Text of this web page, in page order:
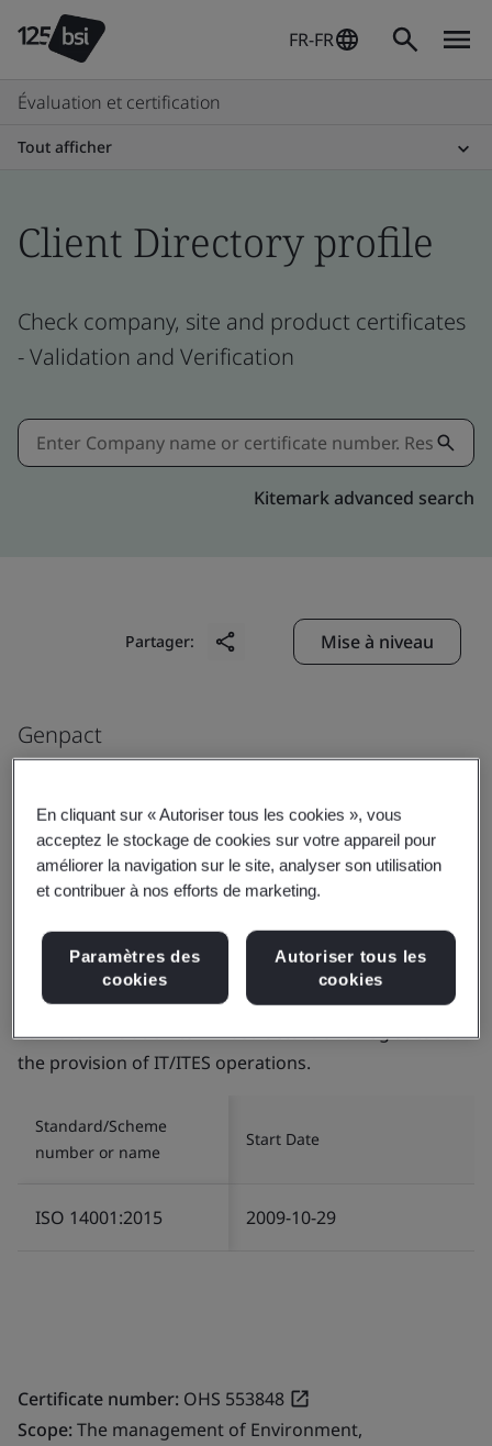
FR-FR
Évaluation et certification
Tout afficher
Client Directory profile
Check company, site and product certificates
- Validation and Verification
Kitemark advanced search
Partager: Mise à niveau
Genpact
6737 Southpoint Drive South,
Jacksonville
32216
USA
Certificate number:EMS 553818
Scope:The management of Environment related
services in relation to Infrastructure and Logistics for
the provision of IT/ITES operations.
Standard/Scheme
number or name
Start Date
ISO 14001:2015 2009-10-29
Certificate number: OHS 553848
Scope:The management of Environment,
En cliquant sur « Autoriser tous les cookies », vous
acceptez le stockage de cookies sur votre appareil pour
améliorer la navigation sur le site, analyser son utilisation
et contribuer à nos efforts de marketing.
Paramètres des
cookies
Autoriser tous les
cookies